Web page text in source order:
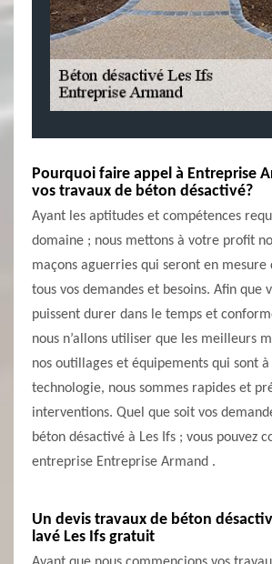
Pourquoi faire appel à Entreprise
vos travaux de béton désactivé?
Ayant les aptitudes et compétences
domaine ; nous mettons à votre profit
maçons aguerries qui seront en mesure
tous vos demandes et besoins. Afin que
puissent durer dans le temps et
nous n’allons utiliser que les meilleurs
nos outillages et équipements qui sont
technologie, nous sommes rapides et
interventions. Quel que soit vos
béton désactivé à Les Ifs ; vous pouvez
entreprise Entreprise Armand .
Un devis travaux de béton
lavé Les Ifs gratuit